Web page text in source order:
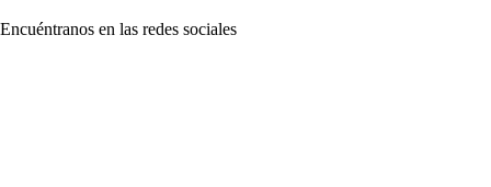
Encuéntranos en las redes sociales